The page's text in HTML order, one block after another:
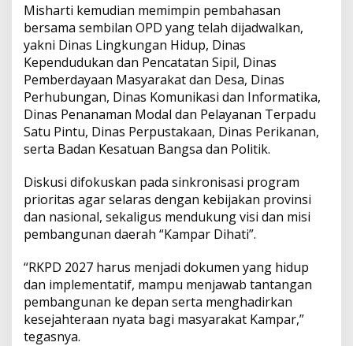
Misharti kemudian memimpin pembahasan
bersama sembilan OPD yang telah dijadwalkan,
yakni Dinas Lingkungan Hidup, Dinas
Kependudukan dan Pencatatan Sipil, Dinas
Pemberdayaan Masyarakat dan Desa, Dinas
Perhubungan, Dinas Komunikasi dan Informatika,
Dinas Penanaman Modal dan Pelayanan Terpadu
Satu Pintu, Dinas Perpustakaan, Dinas Perikanan,
serta Badan Kesatuan Bangsa dan Politik.
Diskusi difokuskan pada sinkronisasi program
prioritas agar selaras dengan kebijakan provinsi
dan nasional, sekaligus mendukung visi dan misi
pembangunan daerah “Kampar Dihati”.
“RKPD 2027 harus menjadi dokumen yang hidup
dan implementatif, mampu menjawab tantangan
pembangunan ke depan serta menghadirkan
kesejahteraan nyata bagi masyarakat Kampar,”
tegasnya.